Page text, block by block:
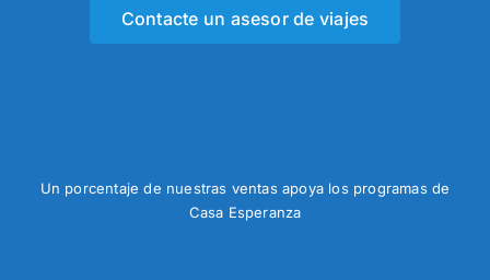
Contacte un asesor de viajes
Un porcentaje de nuestras ventas apoya los programas de
Casa Esperanza